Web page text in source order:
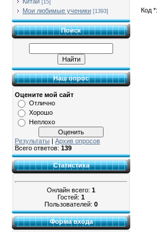
[15]
Мои любимые ученики [1393]
Поиск
Наш опрос
Оцените мой сайт
Отлично
Хорошо
Неплохо
Результаты | Архив опросов
Всего ответов: 139
Статистика
Онлайн всего: 1
Гостей: 1
Пользователей: 0
Форма входа
Код *: